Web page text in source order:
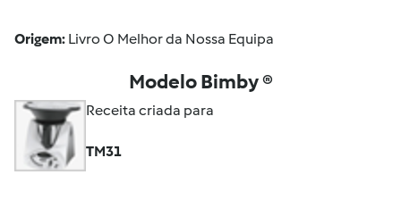
Origem: Livro O Melhor da Nossa Equipa
Modelo Bimby ®
Receita criada para
TM31